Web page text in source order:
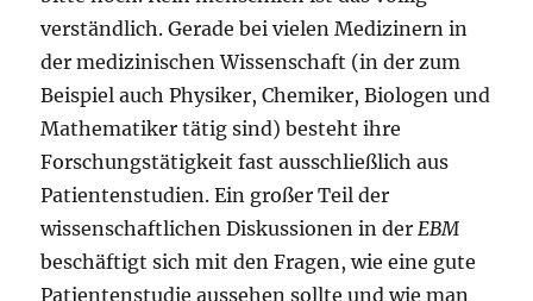
verständlich. Gerade bei vielen Medizinern in
der medizinischen Wissenschaft (in der zum
Beispiel auch Physiker, Chemiker, Biologen und
Mathematiker tätig sind) besteht ihre
Forschungstätigkeit fast ausschließlich aus
Patientenstudien. Ein großer Teil der
wissenschaftlichen Diskussionen in derEBM
beschäftigt sich mit den Fragen, wie eine gute
Patientenstudie aussehen sollte und wie man